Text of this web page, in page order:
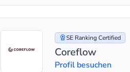
SE Ranking Certified
Coreflow
Profil besuchen